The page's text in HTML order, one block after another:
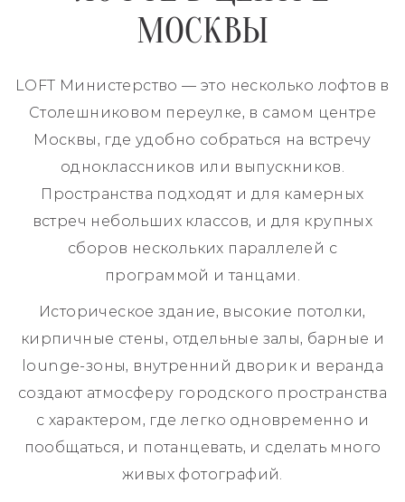
МОСКВЫ
LOFT Министерство — это несколько лофтов в
Столешниковом переулке, в самом центре
Москвы, где удобно собраться на встречу
одноклассников или выпускников.
Пространства подходят и для камерных
встреч небольших классов, и для крупных
сборов нескольких параллелей с
программой и танцами.
Историческое здание, высокие потолки,
кирпичные стены, отдельные залы, барные и
lounge-зоны, внутренний дворик и веранда
создают атмосферу городского пространства
с характером, где легко одновременно и
пообщаться, и потанцевать, и сделать много
живых фотографий.